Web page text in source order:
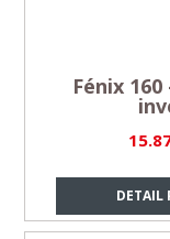
DETAIL
Fénix